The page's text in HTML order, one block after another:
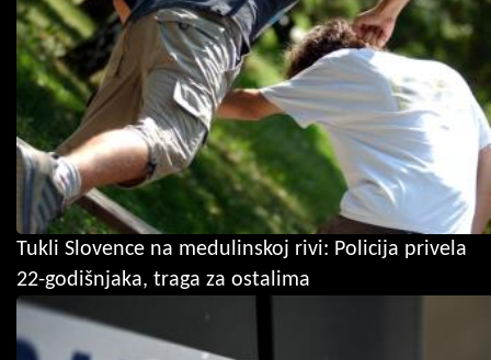
Tukli Slovence na medulinskoj rivi: Policija privela
22-godišnjaka, traga za ostalima